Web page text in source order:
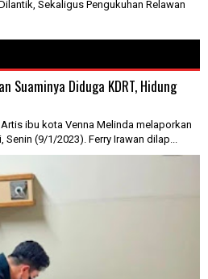
Sekaligus Pengukuhan Relawan
Suaminya Diduga KDRT, Hidung
ibu kota Venna Melinda melaporkan
(9/1/2023). Ferry Irawan dilap...